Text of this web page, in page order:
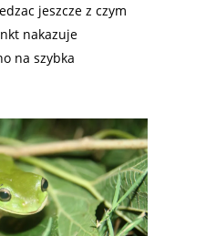
jeszcze z czym
nakazuje
na szybka